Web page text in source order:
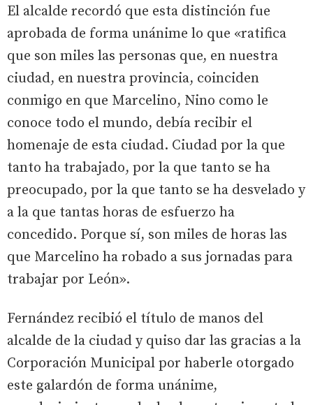
El alcalde recordó que esta distinción fue
aprobada de forma unánime lo que «ratifica
que son miles las personas que, en nuestra
ciudad, en nuestra provincia, coinciden
conmigo en que Marcelino, Nino como le
conoce todo el mundo, debía recibir el
homenaje de esta ciudad. Ciudad por la que
tanto ha trabajado, por la que tanto se ha
preocupado, por la que tanto se ha desvelado y
a la que tantas horas de esfuerzo ha
concedido. Porque sí, son miles de horas las
que Marcelino ha robado a sus jornadas para
trabajar por León».
Fernández recibió el título de manos del
alcalde de la ciudad y quiso dar las gracias a la
Corporación Municipal por haberle otorgado
este galardón de forma unánime,